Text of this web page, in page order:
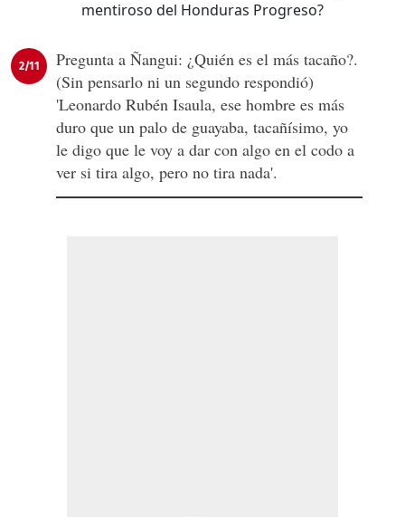
2/11
Pregunta a Ñangui: ¿Quién es el más tacaño?.
(Sin pensarlo ni un segundo respondió)
'Leonardo Rubén Isaula, ese hombre es más
duro que un palo de guayaba, tacañísimo, yo
le digo que le voy a dar con algo en el codo a
ver si tira algo, pero no tira nada'.